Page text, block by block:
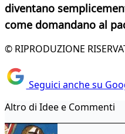
diventano
come domandano al
© RIPRODUZIONE
Seguici anche su
Altro di Idee e Commenti